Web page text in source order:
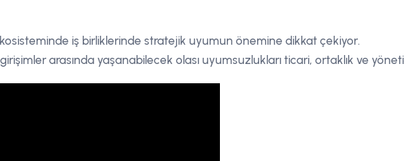
iş birliklerinde stratejik uyumun önemine dikkat çekiyor.
arasında yaşanabilecek olası uyumsuzlukları ticari, ortaklık ve